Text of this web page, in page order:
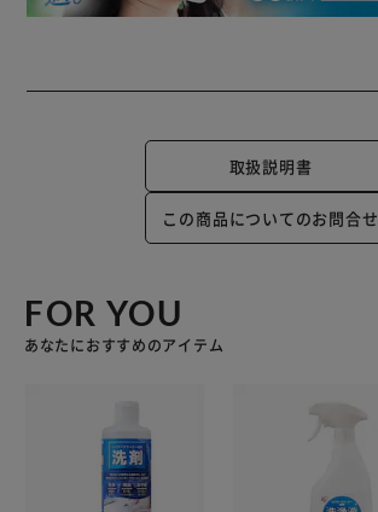
取扱説明書
この商品についてのお問合せ
FOR YOU
あなたにおすすめのアイテム